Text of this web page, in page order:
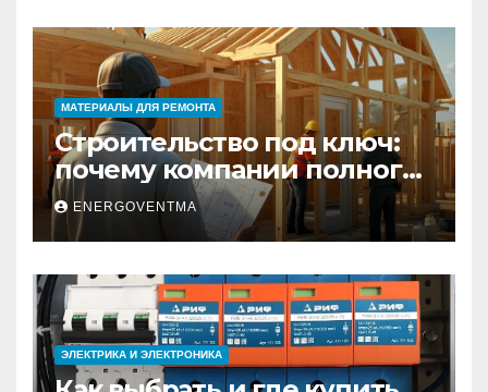
МАТЕРИАЛЫ ДЛЯ РЕМОНТА
Строительство под ключ:
почему компании полного
цикла меняют рынок
недвижимости
ENERGOVENTMA
ЭЛЕКТРИКА И ЭЛЕКТРОНИКА